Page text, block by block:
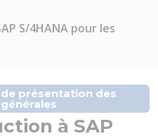
S/4HANA pour les
présentation des
à SAP